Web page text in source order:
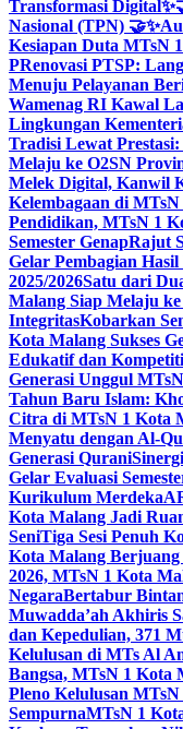
Transformasi Digital
Nasional (TPN) 🤝✨
Kesiapan Duta MTsN
PRenovasi PTSP:
Menuju Pelayanan
Wamenag RI Kawal
Lingkungan
Tradisi Lewat
Melaju ke O2SN
Melek Digital, Kanwil
Kelembagaan di
Pendidikan, MTsN 1
Semester GenapRajut
Gelar Pembagian
2025/2026Satu dari
Malang Siap Melaju
IntegritasKobarkan
Kota Malang Sukses
Edukatif dan
Generasi Unggul
Tahun Baru Islam:
Citra di MTsN 1 Kota
Menyatu dengan Al-
Generasi Qurani
Gelar Evaluasi
Kurikulum Merdeka
Kota Malang Jadi
SeniTiga Sesi Penuh
Kota Malang
2026, MTsN 1 Kota
NegaraBertabur
Muwadda’ah Akhiris
dan Kepedulian, 371
Kelulusan di MTs Al
Bangsa, MTsN 1 Kota
Pleno Kelulusan
SempurnaMTsN 1